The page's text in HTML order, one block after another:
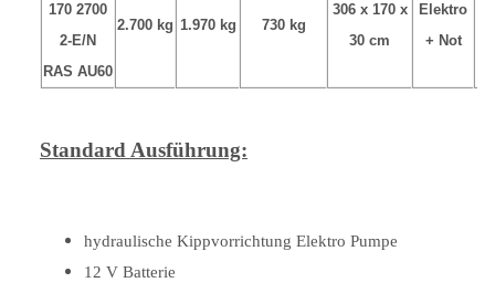
170 2700
2-E/N
RAS AU60
2.700 kg 1.970 kg 730 kg
306 x 170 x
30 cm
Elektro
+ Not
Standard Ausführung:
hydraulische Kippvorrichtung Elektro Pumpe
12 V Batterie